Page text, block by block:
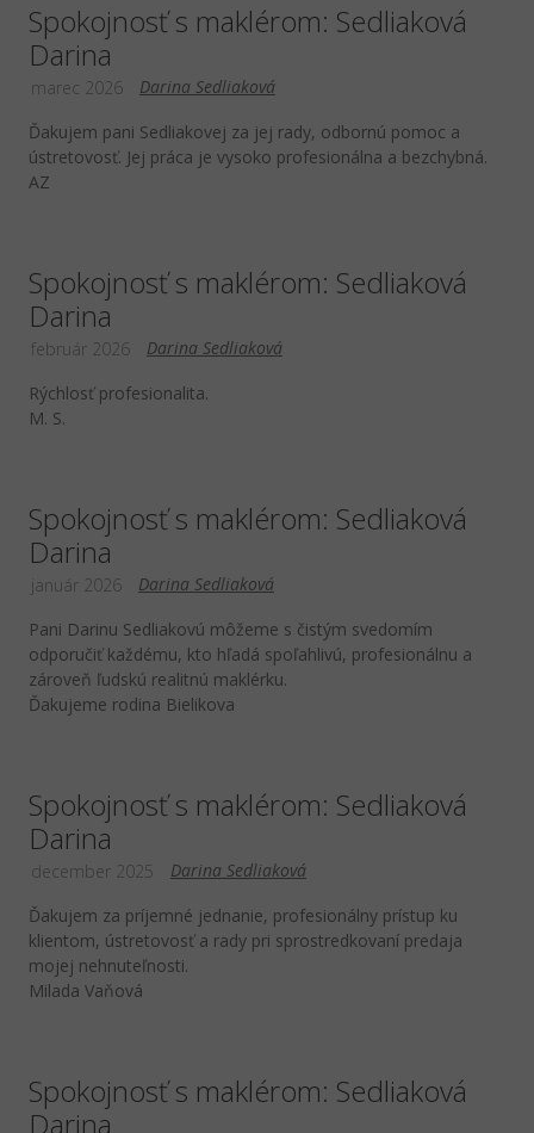
Spokojnosť s maklérom: Sedliaková
Darina
Darina Sedliaková
marec 2026
Ďakujem pani Sedliakovej za jej rady, odbornú pomoc a
ústretovosť. Jej práca je vysoko profesionálna a bezchybná.
AZ
Spokojnosť s maklérom: Sedliaková
Darina
Darina Sedliaková
február 2026
Rýchlosť profesionalita.
M. S.
Spokojnosť s maklérom: Sedliaková
Darina
Darina Sedliaková
január 2026
Pani Darinu Sedliakovú môžeme s čistým svedomím
odporučiť každému, kto hľadá spoľahlivú, profesionálnu a
zároveň ľudskú realitnú maklérku.
Ďakujeme rodina Bielikova
Spokojnosť s maklérom: Sedliaková
Darina
Darina Sedliaková
december 2025
Ďakujem za príjemné jednanie, profesionálny prístup ku
klientom, ústretovosť a rady pri sprostredkovaní predaja
mojej nehnuteľnosti.
Milada Vaňová
Spokojnosť s maklérom: Sedliaková
Darina